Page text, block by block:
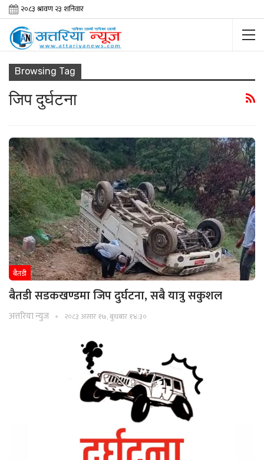
Browsing Tag
जिप दुर्घटना
बैतडी
बैतडी सडकखण्डमा जिप दुर्घटना, सबै यात्रु सकुशल
अत्तरिया न्युज २०८३ असार १७, बुधबार १४:३०